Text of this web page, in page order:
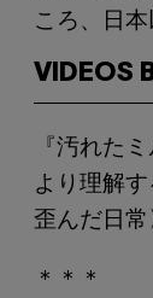
ころ、日
VIDEOS
『汚れた
より理解
歪んだ日常
＊＊＊